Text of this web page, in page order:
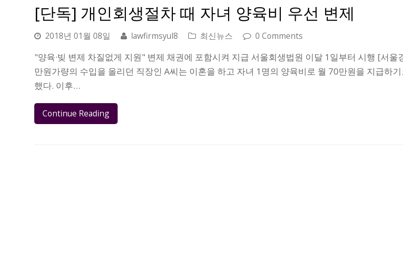
[단독] 개인회생절차 때 자녀 양육비 우선 변제
2018년 01월 08일 lawfirmsyul8 최신뉴스 0 Comments
"양육·빚 변제 차질없게 지원" 변제 채권에 포함시켜 지급 서울회생법원 이달 1일부터 시행 [서울
만원가량의 수입을 올리던 직장인 A씨는 이혼을 하고 자녀 1명의 양육비로 월 70만원을 지급하
했다. 이후…
Continue Reading